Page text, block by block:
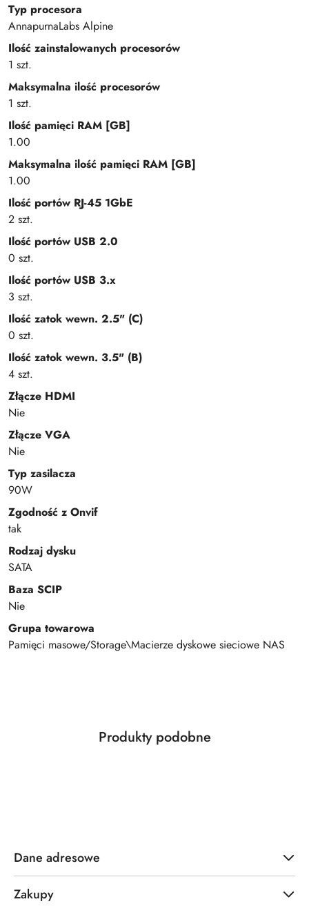
Typ procesora
AnnapurnaLabs Alpine
Ilość zainstalowanych procesorów
1 szt.
Maksymalna ilość procesorów
1 szt.
Ilość pamięci RAM [GB]
1.00
Maksymalna ilość pamięci RAM [GB]
1.00
Ilość portów RJ-45 1GbE
2 szt.
Ilość portów USB 2.0
0 szt.
Ilość portów USB 3.x
3 szt.
Ilość zatok wewn. 2.5" (C)
0 szt.
Ilość zatok wewn. 3.5" (B)
4 szt.
Złącze HDMI
Nie
Złącze VGA
Nie
Typ zasilacza
90W
Zgodność z Onvif
tak
Rodzaj dysku
SATA
Baza SCIP
Nie
Grupa towarowa
Pamięci masowe/Storage\Macierze dyskowe sieciowe NAS
Pomiń karuzelę produktów
Produkty
Produkty podobne
Dane adresowe
Zakupy